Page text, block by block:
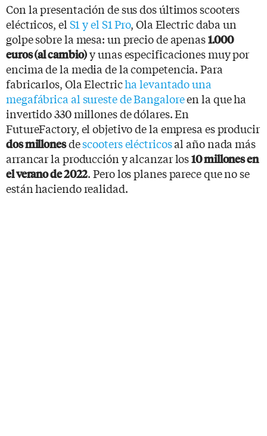
Con la presentación de sus dos últimos scooters
eléctricos, el S1 y el S1 Pro, Ola Electric daba un
golpe sobre la mesa: un precio de apenas1.000
euros (al cambio)y unas especificaciones muy por
encima de la media de la competencia. Para
fabricarlos, Ola Electricha levantado una
megafábrica al sureste de Bangaloreen la que ha
invertido 330 millones de dólares. En
FutureFactory, el objetivo de la empresa es producir
dos millonesdescooters eléctricosal año nada más
arrancar la producción y alcanzar los10 millones en
el verano de 2022. Pero los planes parece que no se
están haciendo realidad.